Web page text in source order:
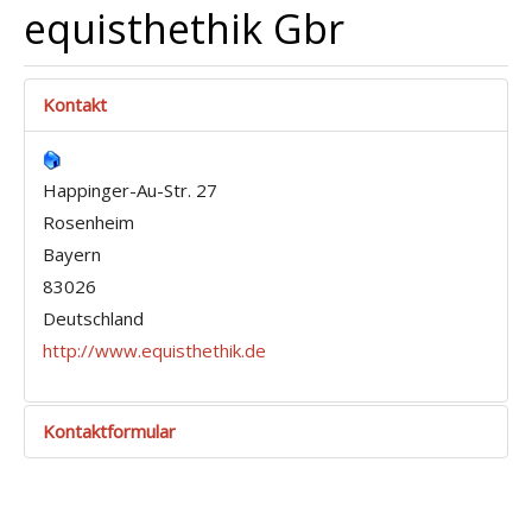
equisthethik Gbr
Kontakt
Happinger-Au-Str. 27
Rosenheim
Bayern
83026
Deutschland
http://www.equisthethik.de
Kontaktformular